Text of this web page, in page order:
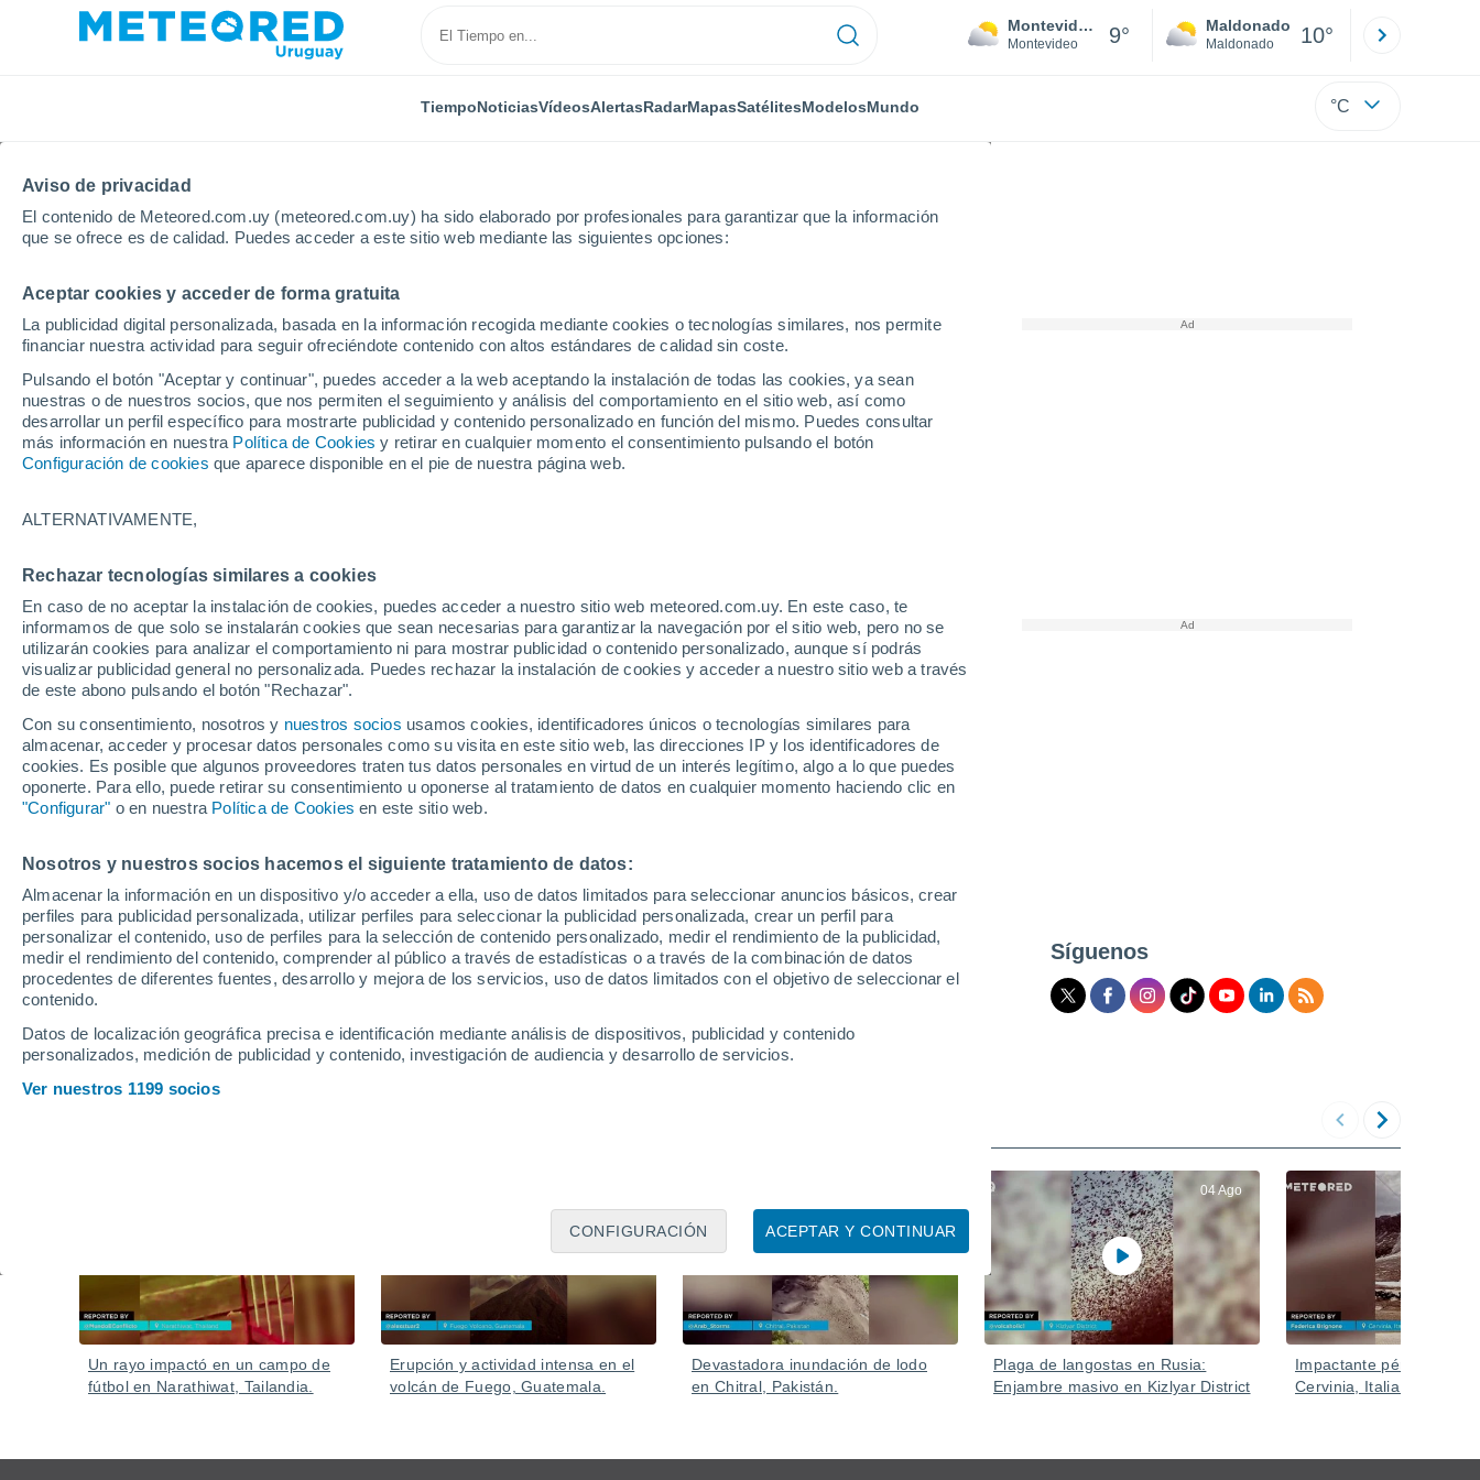
Aviso de privacidad
El contenido de Meteored.com.uy (meteored.com.uy) ha sido elaborado por profesionales para garantizar que la información
que se ofrece es de calidad. Puedes acceder a este sitio web mediante las siguientes opciones:
Aceptar cookies y acceder de forma gratuita
La publicidad digital personalizada, basada en la información recogida mediante cookies o tecnologías similares, nos permite
financiar nuestra actividad para seguir ofreciéndote contenido con altos estándares de calidad sin coste.
Pulsando el botón "Aceptar y continuar", puedes acceder a la web aceptando la instalación de todas las cookies, ya sean
nuestras o de nuestros socios, que nos permiten el seguimiento y análisis del comportamiento en el sitio web, así como
desarrollar un perfil específico para mostrarte publicidad y contenido personalizado en función del mismo. Puedes consultar
más información en nuestra Política de Cookies y retirar en cualquier momento el consentimiento pulsando el botón
Configuración de cookies que aparece disponible en el pie de nuestra página web.
ALTERNATIVAMENTE,
Rechazar tecnologías similares a cookies
En caso de no aceptar la instalación de cookies, puedes acceder a nuestro sitio web meteored.com.uy. En este caso, te
informamos de que solo se instalarán cookies que sean necesarias para garantizar la navegación por el sitio web, pero no se
utilizarán cookies para analizar el comportamiento ni para mostrar publicidad o contenido personalizado, aunque sí podrás
visualizar publicidad general no personalizada. Puedes rechazar la instalación de cookies y acceder a nuestro sitio web a través
de este abono pulsando el botón "Rechazar".
Con su consentimiento, nosotros y nuestros socios usamos cookies, identificadores únicos o tecnologías similares para
almacenar, acceder y procesar datos personales como su visita en este sitio web, las direcciones IP y los identificadores de
cookies. Es posible que algunos proveedores traten tus datos personales en virtud de un interés legítimo, algo a lo que puedes
oponerte. Para ello, puede retirar su consentimiento u oponerse al tratamiento de datos en cualquier momento haciendo clic en
"Configurar" o en nuestra Política de Cookies en este sitio web.
Nosotros y nuestros socios hacemos el siguiente tratamiento de datos:
Almacenar la información en un dispositivo y/o acceder a ella, uso de datos limitados para seleccionar anuncios básicos, crear
perfiles para publicidad personalizada, utilizar perfiles para seleccionar la publicidad personalizada, crear un perfil para
personalizar el contenido, uso de perfiles para la selección de contenido personalizado, medir el rendimiento de la publicidad,
medir el rendimiento del contenido, comprender al público a través de estadísticas o a través de la combinación de datos
procedentes de diferentes fuentes, desarrollo y mejora de los servicios, uso de datos limitados con el objetivo de seleccionar el
contenido.
Datos de localización geográfica precisa e identificación mediante análisis de dispositivos, publicidad y contenido
personalizados, medición de publicidad y contenido, investigación de audiencia y desarrollo de servicios.
Ver nuestros 1199 socios
ACEPTAR Y CONTINUAR
CONFIGURACIÓN
Montevideo
Montevideo 9° Maldonado
Maldonado 10°
TiempoNoticiasVídeosAlertasRadarMapasSatélitesModelosMundo °C
Inicio Vídeos ¡El astronauta Jonny Kim captura grandes auroras mientras sobrevolaba el sureste asiático y Australia! Las imágenes fueron grabadas desde la Estación Espacial Internacional.
¡El astronauta Jonny Kim captura grandes
auroras mientras sobrevolaba el sureste asiático
y Australia! Las imágenes fueron grabadas
desde la Estación Espacial Internacional.
El fenómeno fue causado por una potente tormenta solar, iluminando la atmósfera terrestre con intensos tonos
verdes y violetas visibles desde la estación espacial.
Síguenos
Un rayo impactó en un campo de
fútbol en Narathiwat, Tailandia.
Erupción y actividad intensa en el
volcán de Fuego, Guatemala.
Devastadora inundación de lodo
en Chitral, Pakistán.
04 Ago
Plaga de langostas en Rusia:
Enjambre masivo en Kizlyar District
Impactante pérdida de
Cervinia, Italia.